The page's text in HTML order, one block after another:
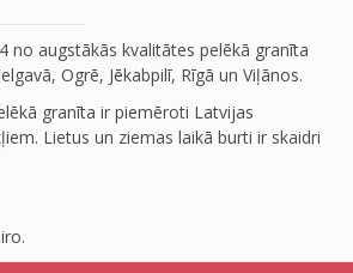
no augstākās kvalitātes pelēkā granīta
Ogrē, Jēkabpilī, Rīgā un Viļānos.
granīta ir piemēroti Latvijas
Lietus un ziemas laikā burti ir skaidri